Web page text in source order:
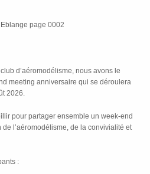
d’aéromodélisme, nous avons le
meeting anniversaire qui se déroulera
2026.
pour partager ensemble un week-end
l’aéromodélisme, de la convivialité et
: